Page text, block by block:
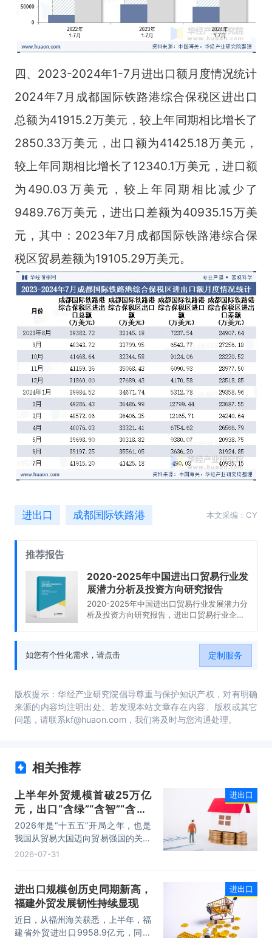
四、2023-2024年1-7月进出口额月度情况统计
2024年7月成都国际铁路港综合保税区进出口
总额为41915.2万美元，较上年同期相比增长了
2850.33万美元，出口额为41425.18万美元，
较上年同期相比增长了12340.1万美元，进口额
为490.03万美元，较上年同期相比减少了
9489.76万美元，进出口差额为40935.15万美
元，其中：2023年7月成都国际铁路港综合保
税区贸易差额为19105.29万美元。
进出口 成都国际铁路港 本文采编：CY
推荐报告
2020-2025年中国进出口贸易行业发
展潜力分析及投资方向研究报告
2020-2025年中国进出口贸易行业发展潜力分
析及投资方向研究报告，进出口贸易行业企业
易行业投资风险与营销分析，2020-2025年中
国进出口贸易行业发展战略及规划建议。
如您有个性化需求，请点击 定制服务
版权提示：华经产业研究院倡导尊重与保护知识产权，对有明确
来源的内容均注明出处。若发现本站文章存在内容、版权或其它
问题，请联系kf@huaon.com，我们将及时与您沟通处理。
相关推荐
上半年外贸规模首破25万亿
元，出口“含绿”“含智”“含新”
量稳步攀升
2026年是“十五五”开局之年，也是
我国从贸易大国迈向贸易强国的关键
时期。上半年，我国进出口规模历史
品为代表的高附加值产品出口占比显
著提升，成为外贸提质增效的核心引
擎，为加快建设贸易强国注入了强劲
动力。
2026-07-31
进出口
进出口规模创历史同期新高，
福建外贸发展韧性持续显现
近日，从福州海关获悉，上半年，福
建省外贸进出口9958.9亿元，同比
进出口